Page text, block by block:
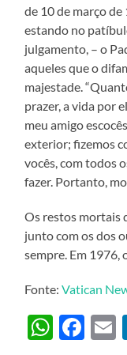
de 10 de março
estando no
julgamento, – o
aqueles que o
majestade.
prazer, a vida por
meu amigo
exterior; fizemos
vocês, com todos
fazer. Portanto,
Os restos mortais
junto com os dos
sempre. Em 1976,
Fonte:Vatican